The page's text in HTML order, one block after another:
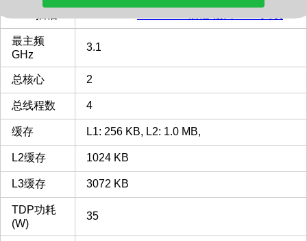
最主频
GHz
3.1
总核心 2
总线程数 4
缓存 L1: 256 KB, L2: 1.0 MB,
L2缓存 1024 KB
L3缓存 3072 KB
TDP功耗
(W)
35